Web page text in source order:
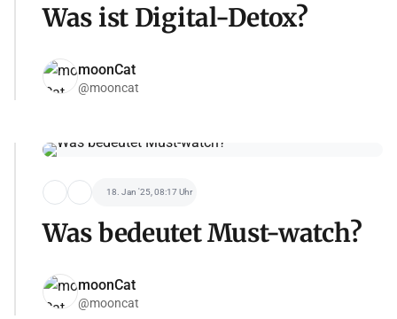
Was ist Digital-Detox?
moonCat
@mooncat
18. Jan '25, 08:17 Uhr
Was bedeutet Must-watch?
moonCat
@mooncat